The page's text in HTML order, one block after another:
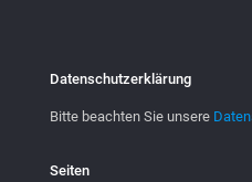
Datenschutzerklärung
Bitte beachten Sie unsere
Seiten